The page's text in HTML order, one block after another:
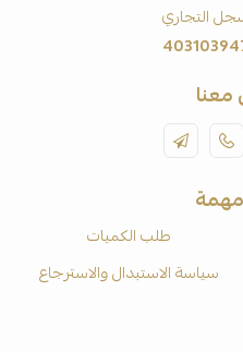
التجاري
طلب الكميات
سياسة الاستبدال والاسترجاع